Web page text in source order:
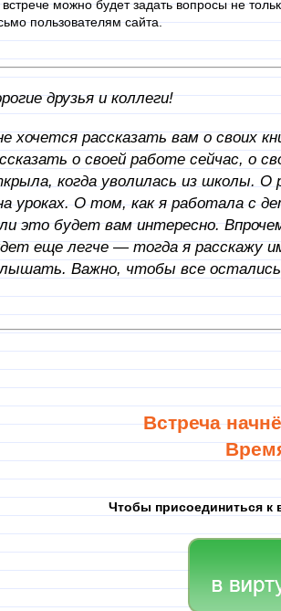
можно будет задать вопросы не
пользователям сайта.
друзья и коллеги!
хочется рассказать вам о своих
о своей работе сейчас, о
когда уволилась из школы. О
уроках. О том, как я работала с
это будет вам интересно.
еще легче — тогда я расскажу
Важно, чтобы все
Встреча
Чтобы присоединиться к